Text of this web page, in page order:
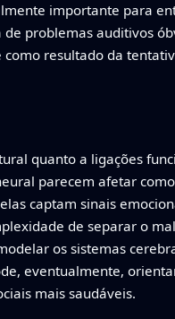
importante para
problemas auditivos
resultado da
quanto a ligações
parecem afetar
captam sinais
de separar o
os sistemas
eventualmente,
mais saudáveis.